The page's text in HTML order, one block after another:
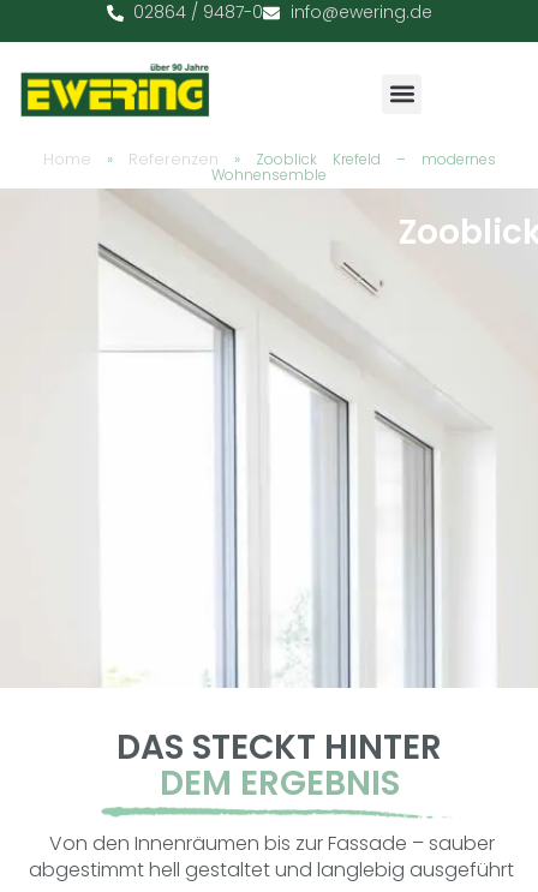
02864 / 9487-0 info@ewering.de
Home » Referenzen » Zooblick Krefeld – modernes
Wohnensemble
DAS STECKT HINTER
DEM ERGEBNIS
Von den Innenräumen bis zur Fassade – sauber
abgestimmt hell gestaltet und langlebig ausgeführt